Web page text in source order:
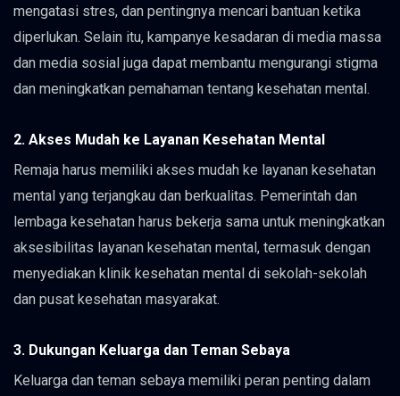
mengatasi stres, dan pentingnya mencari bantuan ketika
diperlukan. Selain itu, kampanye kesadaran di media massa
dan media sosial juga dapat membantu mengurangi stigma
dan meningkatkan pemahaman tentang kesehatan mental.
2. Akses Mudah ke Layanan Kesehatan Mental
Remaja harus memiliki akses mudah ke layanan kesehatan
mental yang terjangkau dan berkualitas. Pemerintah dan
lembaga kesehatan harus bekerja sama untuk meningkatkan
aksesibilitas layanan kesehatan mental, termasuk dengan
menyediakan klinik kesehatan mental di sekolah-sekolah
dan pusat kesehatan masyarakat.
3. Dukungan Keluarga dan Teman Sebaya
Keluarga dan teman sebaya memiliki peran penting dalam